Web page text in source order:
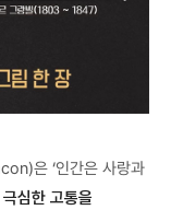
은 ‘인간은 사랑과
심한 고통을